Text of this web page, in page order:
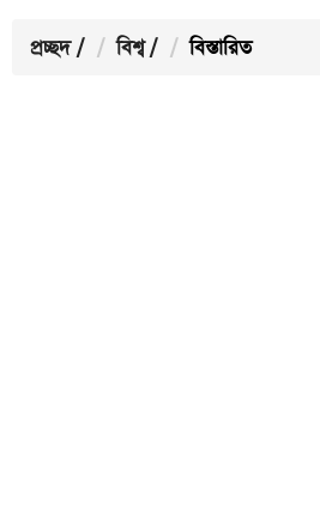
প্রচ্ছদ / বিশ্ব / বিস্তারিত